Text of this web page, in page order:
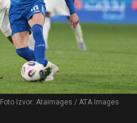
Foto Izvor: Ataimages / ATA Images